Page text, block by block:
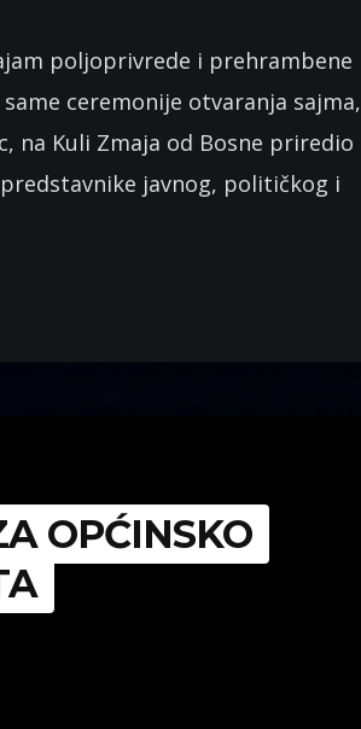
poljoprivrede i prehrambene
ceremonije otvaranja sajma,
na Kuli Zmaja od Bosne priredio
javnog, političkog i
OPĆINSKO